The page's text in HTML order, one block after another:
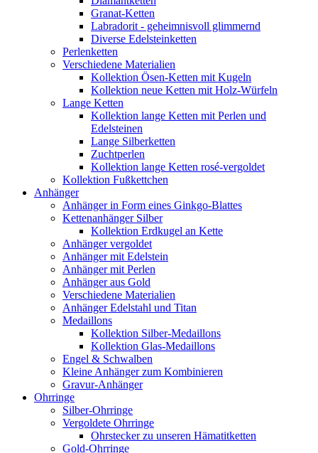
Granat-Ketten
Labradorit - geheimnisvoll glimmernd
Diverse Edelsteinketten
Perlenketten
Verschiedene Materialien
Kollektion Ösen-Ketten mit Kugeln
Kollektion neue Ketten mit Holz-Würfeln
Lange Ketten
Kollektion lange Ketten mit Perlen und
Edelsteinen
Lange Silberketten
Zuchtperlen
Kollektion lange Ketten rosé-vergoldet
Kollektion Fußkettchen
Anhänger
Anhänger in Form eines Ginkgo-Blattes
Kettenanhänger Silber
Kollektion Erdkugel an Kette
Anhänger vergoldet
Anhänger mit Edelstein
Anhänger mit Perlen
Anhänger aus Gold
Verschiedene Materialien
Anhänger Edelstahl und Titan
Medaillons
Kollektion Silber-Medaillons
Kollektion Glas-Medaillons
Engel & Schwalben
Kleine Anhänger zum Kombinieren
Gravur-Anhänger
Ohrringe
Silber-Ohrringe
Vergoldete Ohrringe
Ohrstecker zu unseren Hämatitketten
Gold-Ohrringe